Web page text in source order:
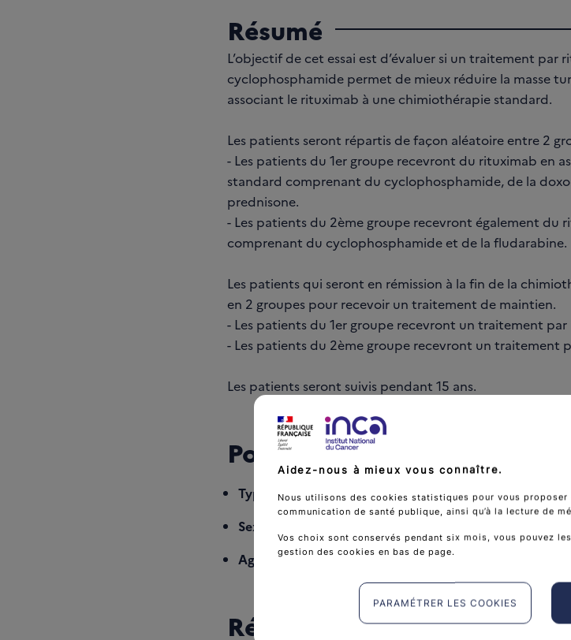
Résumé
L’objectif de cet essai est d’évaluer si un traitement par
cyclophosphamide permet de mieux réduire la masse
associant le rituximab à une chimiothérapie standard.
Les patients seront répartis de façon aléatoire entre 2
- Les patients du 1er groupe recevront du rituximab en
standard comprenant du cyclophosphamide, de la
prednisone.
- Les patients du 2ème groupe recevront également du
comprenant du cyclophosphamide et de la fludarabine.
Les patients qui seront en rémission à la fin de la
en 2 groupes pour recevoir un traitement de maintien.
- Les patients du 1er groupe recevront un traitement
- Les patients du 2ème groupe recevront un traitement
Les patients seront suivis pendant 15 ans.
Population cible
Type de cancer :Lymphome du manteau
Sexe :
Age :
Supérieur ou égal à 65 ans
Références de l'essai
Aidez-nous à mieux vous connaître.
Nous utilisons des cookies statistiques pour vous
communication de santé publique, ainsi qu’à la lecture de
Vos choix sont conservés pendant six mois, vous pouvez
gestion des cookies en bas de page.
PARAMÉTRER LES COOKIES